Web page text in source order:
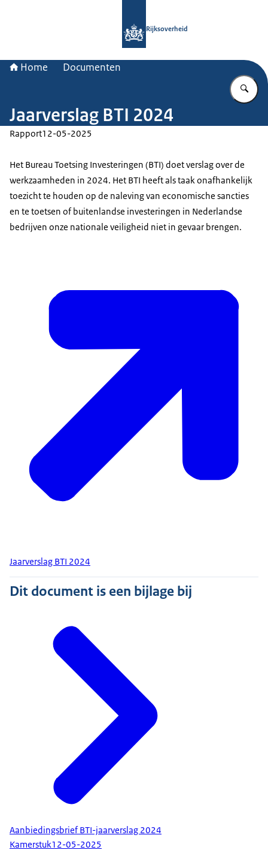
Rijksoverheid
Home Documenten
Jaarverslag BTI 2024
Rapport12-05-2025
Het Bureau Toetsing Investeringen (BTI) doet verslag over de
werkzaamheden in 2024. Het BTI heeft als taak onafhankelijk
toezicht te houden op de naleving van economische sancties
en te toetsen of buitenlandse investeringen in Nederlandse
bedrijven onze nationale veiligheid niet in gevaar brengen.
Jaarverslag BTI 2024
Dit document is een bijlage bij
Aanbiedingsbrief BTI-jaarverslag 2024
Kamerstuk12-05-2025